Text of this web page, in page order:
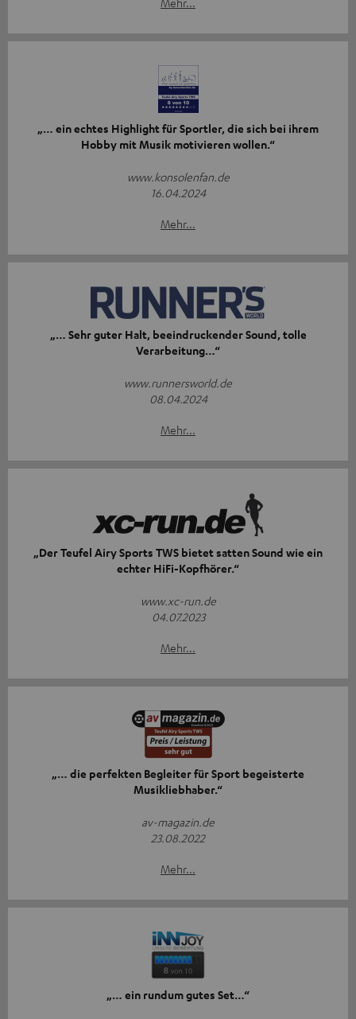
„… ein echtes Highlight für Sportler, die sich bei ihrem
Hobby mit Musik motivieren wollen.“
www.konsolenfan.de
16.04.2024
Mehr...
„… Sehr guter Halt, beeindruckender Sound, tolle
Verarbeitung…“
www.runnersworld.de
08.04.2024
Mehr...
„Der Teufel Airy Sports TWS bietet satten Sound wie ein
echter HiFi-Kopfhörer.“
www.xc-run.de
04.07.2023
Mehr...
„… die perfekten Begleiter für Sport begeisterte
Musikliebhaber.“
av-magazin.de
23.08.2022
Mehr...
„… ein rundum gutes Set…“